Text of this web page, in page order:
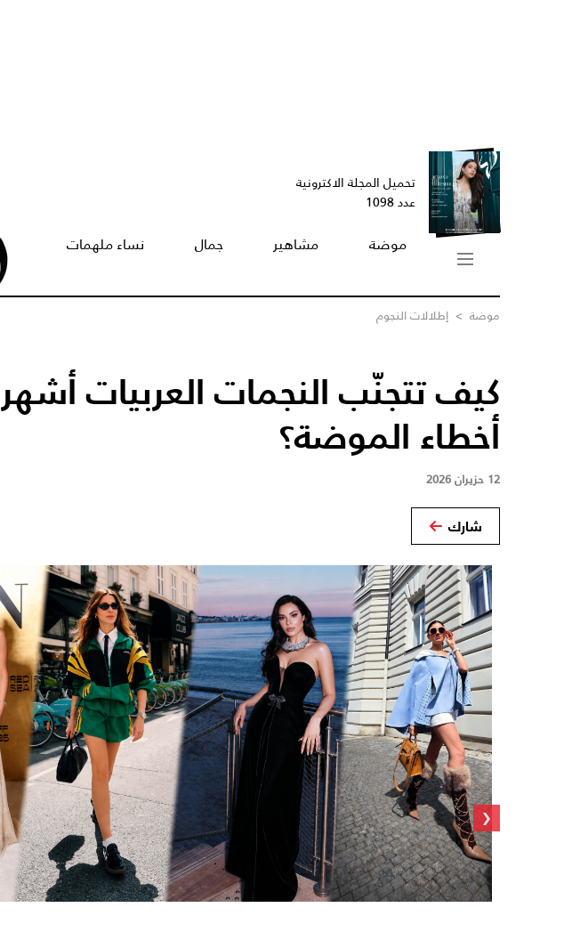
تحميل المجلة الاكترونية
عدد 1098
موضة مشاهير جمال نساء ملهمات
موضة > إطلالات النجوم
كيف تتجنّب النجمات العربيات أشهر
أخطاء الموضة؟
12 حزيران 2026
شارك
‹